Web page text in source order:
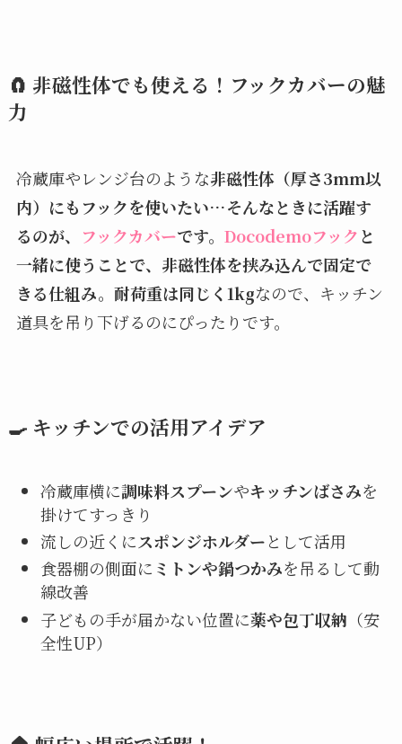
🧲 非磁性体でも使える！フックカバーの魅
力
冷蔵庫やレンジ台のような非磁性体（厚さ3mm以
内）にもフックを使いたい…そんなときに活躍す
るのが、
フックカバーです。 Docodemoフックと
一緒に使うことで、非磁性体を挟み込んで固定で
きる仕組み。耐荷重は同じく1kgなので、キッチン
道具を吊り下げるのにぴったりです。
🍳 キッチンでの活用アイデア
冷蔵庫横に調味料スプーンやキッチンばさみを
掛けてすっきり
流しの近くにスポンジホルダーとして活用
食器棚の側面に ミトンや鍋つかみを吊るして動
線改善
子どもの手が届かない位置に薬や包丁収納 （安
全性UP）